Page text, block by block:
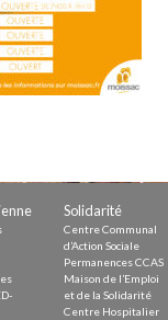
Crèche
AESH
de Moissac
économiques
ville
Solidarité
Centre Communal
d’Action Sociale
Permanences CCAS
Maison de l’Emploi
et de la Solidarité
Centre Hospitalier